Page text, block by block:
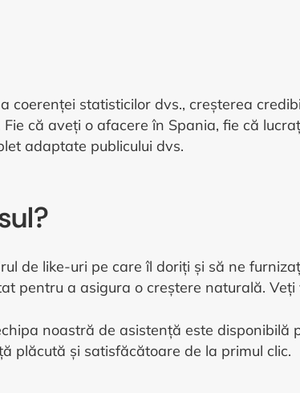
statisticilor dvs., creșterea
că aveți o afacere în Spania, fie că
adaptate publicului dvs.
de like-uri pe care îl doriți și să ne
pentru a asigura o creștere naturală.
noastră de asistență este disponibilă
plăcută și satisfăcătoare de la primul clic.